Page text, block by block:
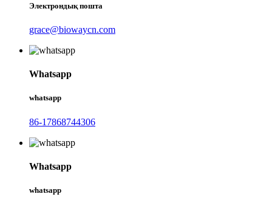
Электрондық пошта
grace@biowaycn.com
Whatsapp
whatsapp
86-17868744306
Whatsapp
whatsapp